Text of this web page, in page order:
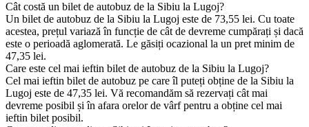
Cât costă un bilet de autobuz de la Sibiu la Lugoj?
Un bilet de autobuz de la Sibiu la Lugoj este de 73,55 lei. Cu toate
acestea, prețul variază în funcție de cât de devreme cumpărați și dacă
este o perioadă aglomerată. Le găsiți ocazional la un pret minim de
47,35 lei.
Care este cel mai ieftin bilet de autobuz de la Sibiu la Lugoj?
Cel mai ieftin bilet de autobuz pe care îl puteți obține de la Sibiu la
Lugoj este de 47,35 lei. Vă recomandăm să rezervați cât mai
devreme posibil și în afara orelor de vârf pentru a obține cel mai
ieftin bilet posibil.